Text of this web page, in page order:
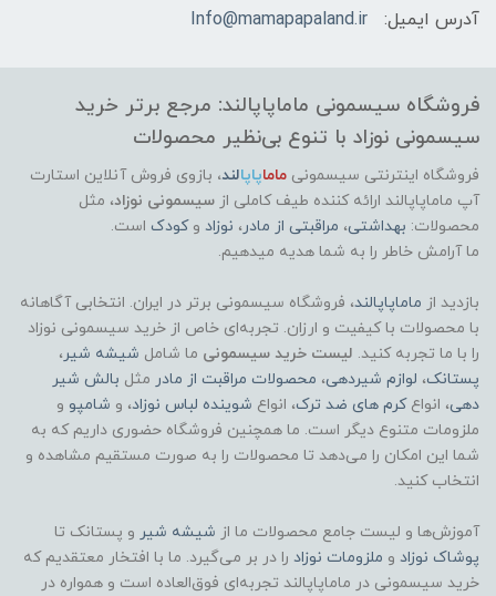
آدرس ایمیل:
Info@mamapapaland.ir
فروشگاه سیسمونی ماماپاپالند: مرجع برتر خرید
سیسمونی نوزاد با تنوع بی‌نظیر محصولات
فروشگاه اینترنتی سیسمونی ماماپاپالند، بازوی فروش آنلاین استارت
آپ ماماپاپالند ارائه کننده طیف کاملی از سیسمونی نوزاد، مثل
محصولات: بهداشتی، مراقبتی از مادر ، نوزاد وکودک است.
ما آرامش خاطر را به شما هدیه میدهیم.
بازدید از ماماپاپالند، فروشگاه سیسمونی برتر در ایران. انتخابی آگاهانه
با محصولات با کیفیت و ارزان. تجربه‌ای خاص از خرید سیسمونی نوزاد
را با ما تجربه کنید. لیست خرید سیسمونی ما شامل شیشه شیر ،
پستانک، لوازم شیردهی، محصولات مراقبت از مادر مثل بالش شیر
دهی، انواعکرم های ضد ترک، انواع شوینده لباس نوزاد، و شامپو و
ملزومات متنوع دیگر است. ما همچنین فروشگاه حضوری داریم که به
شما این امکان را می‌دهد تا محصولات را به صورت مستقیم مشاهده و
انتخاب کنید.
آموزش‌ها و لیست جامع محصولات ما از شیشه شیر و پستانک تا
پوشاک نوزاد و ملزومات نوزاد را در بر می‌گیرد. ما با افتخار معتقدیم که
خرید سیسمونی در ماماپاپالند تجربه‌ای فوق‌العاده است و همواره در